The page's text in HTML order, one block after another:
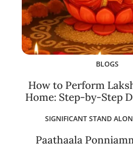
BLOGS
How to Perform
Home: Step-by-Step
SIGNIFICANT STAND
Paathaala